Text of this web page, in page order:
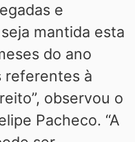
e
mantida esta
do ano
referentes à
observou o
Pacheco. “A